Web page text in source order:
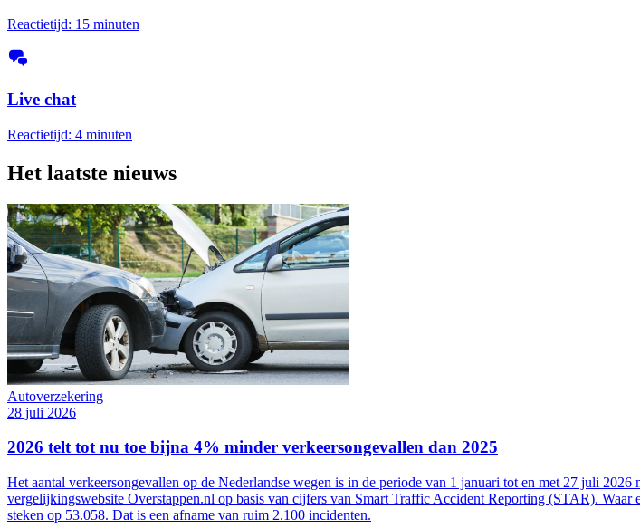
Reactietijd: 15 minuten
Live chat
Reactietijd: 4 minuten
Het laatste nieuws
Autoverzekering
28 juli 2026
2026 telt tot nu toe bijna 4% minder verkeersongevallen dan 2025
Het aantal verkeersongevallen op de Nederlandse wegen is in de periode van 1 januari tot en met 27 juli
vergelijkingswebsite Overstappen.nl op basis van cijfers van Smart Traffic Accident Reporting (STAR).
steken op 53.058. Dat is een afname van ruim 2.100 incidenten.